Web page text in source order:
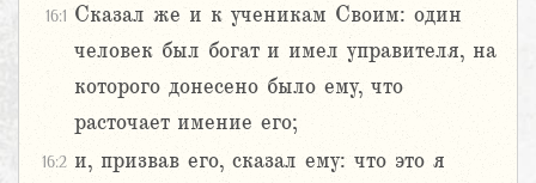
16:1 Сказал же и к ученикам Своим: один
человек был богат и имел управителя, на
которого донесено было ему, что
расточает имение его;
16:2 и, призвав его, сказал ему: что это я